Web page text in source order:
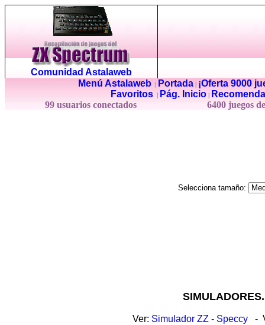
Comunidad Astalaweb
Menú Astalaweb| Portada|
¡Oferta 9000
Favoritos
Pág. Inicio
99 usuarios conectados
6400 juegos
Selecciona tamaño:
Ver: Simulador ZZ - Speccy -